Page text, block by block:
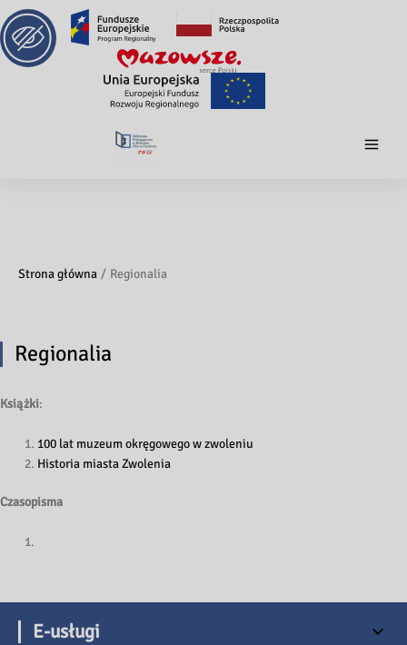
Strona główna Regionalia
Regionalia
Książki:
100 lat muzeum okręgowego w zwoleniu
Historia miasta Zwolenia
Czasopisma
E-usługi